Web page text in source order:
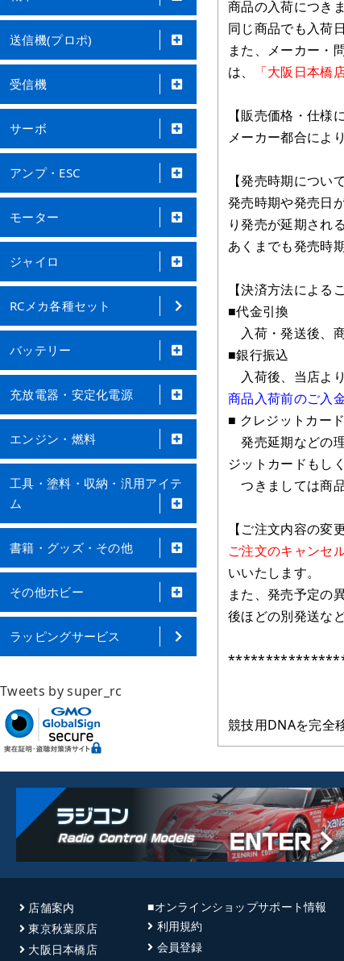
送信機(プロポ)
受信機
サーボ
アンプ・ESC
モーター
ジャイロ
RCメカ各種セット
バッテリー
充放電器・安定化電源
エンジン・燃料
工具・塗料・収納・汎用アイテ
ム
書籍・グッズ・その他
その他ホビー
ラッピングサービス
Tweets by super_rc
商品の入荷につき
同じ商品でも入荷
また、メーカー・
は、
「大阪日本橋店
【販売価格・仕様
メーカー都合によ
【発売時期について
発売時期や発売日
り発売が延期され
あくまでも発売時
【決済方法による
■代金引換
入荷・発送後、
■銀行振込
入荷後、当店よ
商品入荷前のご入
■ クレジットカー
発売延期などの
ジットカードもし
つきましては商
【ご注文内容の変
ご注文のキャンセ
いいたします。
また、発売予定の
後ほどの別発送な
競技用DNAを完全
店舗案内
東京秋葉原店
大阪日本橋店
■オンラインショップサポート情報
利用規約
会員登録